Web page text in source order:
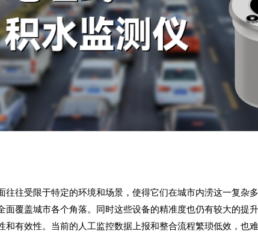
往受限于特定的环境和场景，使得它们在城市内涝这一复杂
覆盖城市各个角落。同时这些设备的精准度也仍有较大的提
有效性。当前的人工监控数据上报和整合流程繁琐低效，也